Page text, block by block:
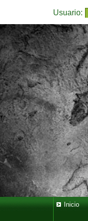
Usuario:
Inicio